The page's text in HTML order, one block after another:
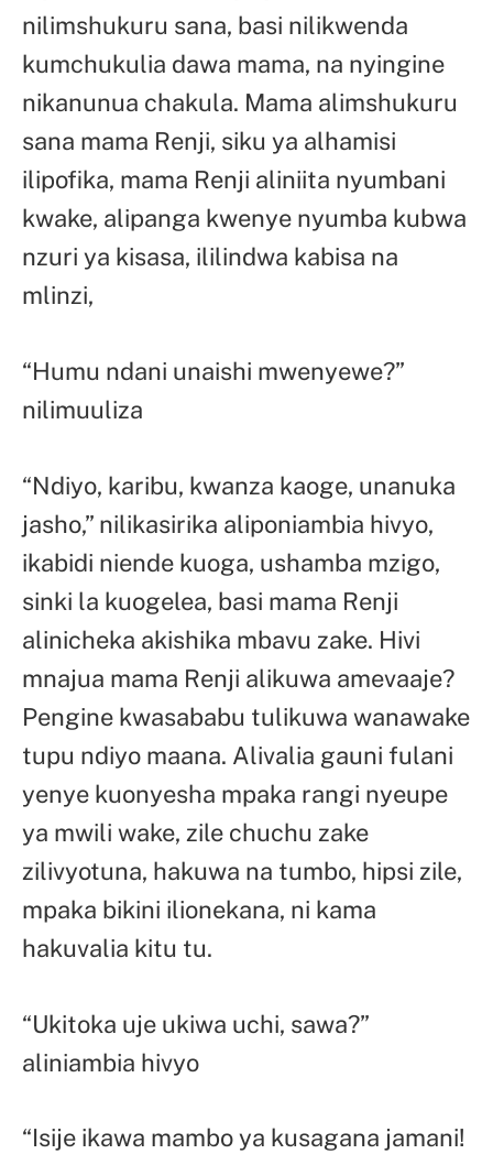
nilimshukuru sana, basi nilikwenda
kumchukulia dawa mama, na nyingine
nikanunua chakula. Mama alimshukuru
sana mama Renji, siku ya alhamisi
ilipofika, mama Renji aliniita nyumbani
kwake, alipanga kwenye nyumba kubwa
nzuri ya kisasa, ililindwa kabisa na
mlinzi,
“Humu ndani unaishi mwenyewe?”
nilimuuliza
“Ndiyo, karibu, kwanza kaoge, unanuka
jasho,” nilikasirika aliponiambia hivyo,
ikabidi niende kuoga, ushamba mzigo,
sinki la kuogelea, basi mama Renji
alinicheka akishika mbavu zake. Hivi
mnajua mama Renji alikuwa amevaaje?
Pengine kwasababu tulikuwa wanawake
tupu ndiyo maana. Alivalia gauni fulani
yenye kuonyesha mpaka rangi nyeupe
ya mwili wake, zile chuchu zake
zilivyotuna, hakuwa na tumbo, hipsi zile,
mpaka bikini ilionekana, ni kama
hakuvalia kitu tu.
“Ukitoka uje ukiwa uchi, sawa?”
aliniambia hivyo
“Isije ikawa mambo ya kusagana jamani!